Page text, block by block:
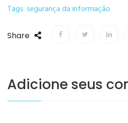
Tags:segurança da informação
Share
Adicione seus